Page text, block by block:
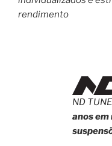
rendimento
ND
anos em